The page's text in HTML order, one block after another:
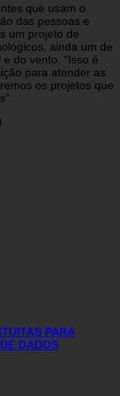
que usam o
das pessoas e
um projeto de
ainda um de
do vento. “Isso é
para atender as
os projetos que
PARA
DADOS